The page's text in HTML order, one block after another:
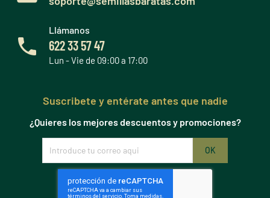
Llámanos
622 33 57 47
Lun - Vie de 09:00 a 17:00
Suscribete y entérate antes que nadie
¿Quieres los mejores descuentos y promociones?